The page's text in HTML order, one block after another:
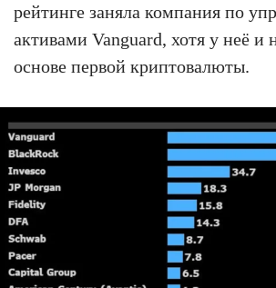
рейтинге заняла компания по
активами Vanguard, хотя у неё и
основе первой криптовалюты.